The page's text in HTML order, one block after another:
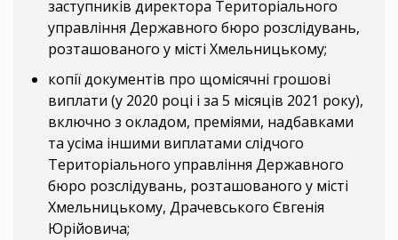
заступників директора Територіального
управління Державного бюро розслідувань,
розташованого у місті Хмельницькому;
копії документів про щомісячні грошові
виплати (у 2020 році і за 5 місяців 2021 року),
включно з окладом, преміями, надбавками
та усіма іншими виплатами слідчого
Територіального управління Державного
бюро розслідувань, розташованого у місті
Хмельницькому, Драчевського Євгенія
Юрійовича;